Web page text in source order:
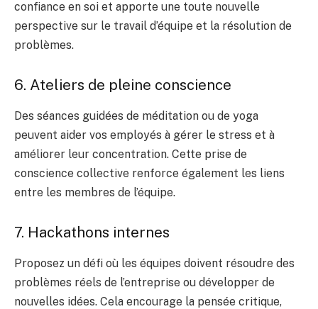
confiance en soi et apporte une toute nouvelle
perspective sur le travail d’équipe et la résolution de
problèmes.
6. Ateliers de pleine conscience
Des séances guidées de méditation ou de yoga
peuvent aider vos employés à gérer le stress et à
améliorer leur concentration. Cette prise de
conscience collective renforce également les liens
entre les membres de l’équipe.
7. Hackathons internes
Proposez un défi où les équipes doivent résoudre des
problèmes réels de l’entreprise ou développer de
nouvelles idées. Cela encourage la pensée critique,